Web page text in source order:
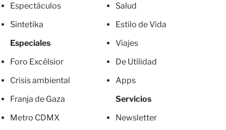
Espectáculos
Sintetika
Especiales
Foro Excélsior
Crisis ambiental
Franja de Gaza
Metro CDMX
Salud
Estilo de Vida
Viajes
De Utilidad
Apps
Servicios
Newsletter